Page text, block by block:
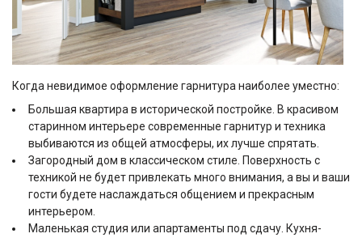
Когда невидимое оформление гарнитура наиболее уместно:
Большая квартира в исторической постройке. В красивом
старинном интерьере современные гарнитур и техника
выбиваются из общей атмосферы, их лучше спрятать.
Загородный дом в классическом стиле. Поверхность с
техникой не будет привлекать много внимания, а вы и ваши
гости будете наслаждаться общением и прекрасным
интерьером.
Маленькая студия или апартаменты под сдачу. Кухня-